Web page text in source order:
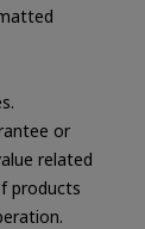
or
related
products